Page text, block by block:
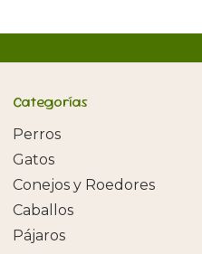
Categorías
Perros
Gatos
Conejos y Roedores
Caballos
Pájaros